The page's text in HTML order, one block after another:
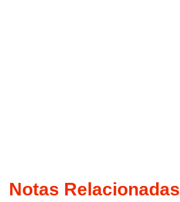
Notas Relacionadas